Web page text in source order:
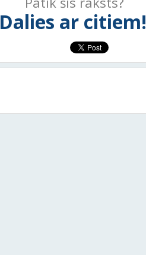
Dalies ar citiem!